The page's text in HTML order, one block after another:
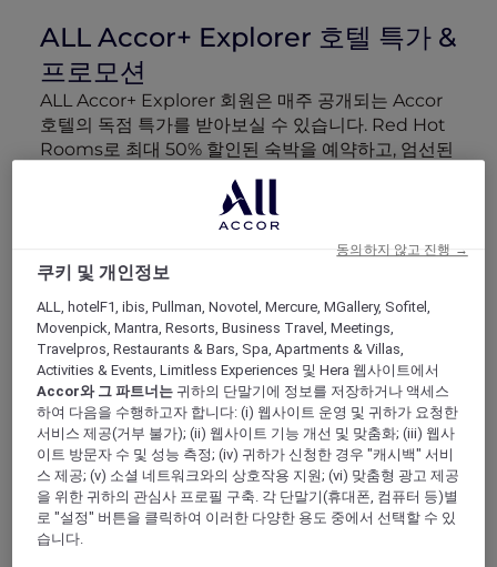
ALL Accor+ Explorer 호텔 특가 &
프로모션
ALL Accor+ Explorer 회원은 매주 공개되는 Accor
호텔의 독점 특가를 받아보실 수 있습니다. Red Hot
Rooms로 최대 50% 할인된 숙박을 예약하고, 엄선된
럭셔리 호텔 패키지 More Escapes 혜택 정보와 함께
회원 전용 이벤트에 참여하고, 파트너 특별 혜택을 누
려보세요. 여행 예산을 더 효율적으로 활용하고 모든
여정을 더욱 특별하게 만들어 드립니다.
검색 결과 167 제공 혜택
Show All Destinations
FILTERS
쿠키 및 개인정보
ALL, hotelF1, ibis, Pullman, Novotel, Mercure, MGallery, Sofitel,
Movenpick, Mantra, Resorts, Business Travel, Meetings,
Travelpros, Restaurants & Bars, Spa, Apartments & Villas,
Activities & Events, Limitless Experiences 및 Hera 웹사이트에서
Accor와 그 파트너는 귀하의 단말기에 정보를 저장하거나 액세스
하여 다음을 수행하고자 합니다: (i) 웹사이트 운영 및 귀하가 요청한
서비스 제공(거부 불가); (ii) 웹사이트 기능 개선 및 맞춤화; (iii) 웹사
이트 방문자 수 및 성능 측정; (iv) 귀하가 신청한 경우 "캐시백" 서비
스 제공; (v) 소셜 네트워크와의 상호작용 지원; (vi) 맞춤형 광고 제공
을 위한 귀하의 관심사 프로필 구축. 각 단말기(휴대폰, 컴퓨터 등)별
로 "설정" 버튼을 클릭하여 이러한 다양한 용도 중에서 선택할 수 있
습니다.
동의하지 않고 진행 →